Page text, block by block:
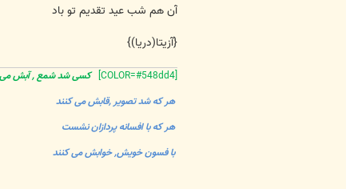
آن هم شب عید تقدیم تو باد
{آزیتا(دریا)}
[COLOR=#548dd4]
کسی شد شمع , آبش
هر که شد تصویر ,قابش می کنند
هر که با افسانه پردازان نشست
با فسون خویش, خوابش می کنند